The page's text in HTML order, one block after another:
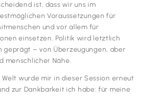
ist, dass wir uns im
Voraussetzungen für
und vor allem für
einsetzen. Politik wird letztlich
geprägt – von Überzeugungen, aber
menschlicher Nähe.
wurde mir in dieser Session erneut
zur Dankbarkeit ich habe: für meine